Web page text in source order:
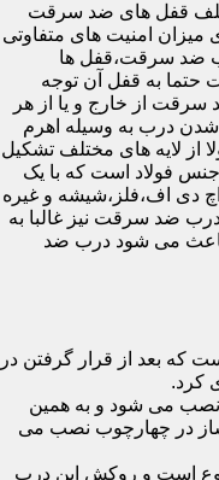
قفل های ضد سرقت
میزان امنیت های متفاوتی
ضد سرقت،قفل ها
حتما به قفل آن توجه
سرقت از خارج و یا از هر
شدن درب به وسیله اهرم
لایه های مختلف تشکیل
جنس فولاد است که با یک
دی اف،فلز،شیشه و غیره
ضد سرقت نیز غالبا به
می شود درب ضد
بعد از قرار گرفتن در
کرد.
نصب می شود و به همین
در چهارچوب نصب می
است و روکش این درب